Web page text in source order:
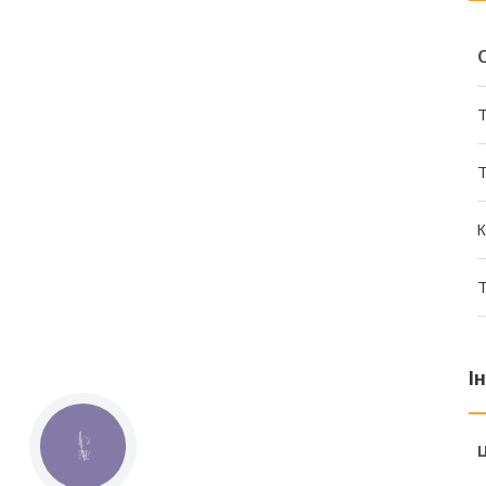
КНОПКА
ЗВ'ЯЗКУ